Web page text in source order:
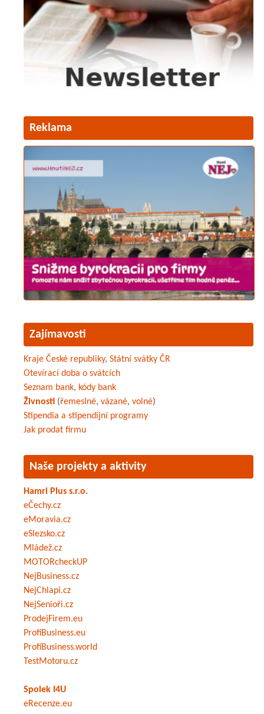
Reklama
Zajímavosti
Kraje České republiky, Státní svátky ČR
Otevírací doba o svátcích
Seznam bank, kódy bank
Živnosti (řemeslné, vázané, volné)
Stipendia a stipendijní programy
Jak prodat firmu
Naše projekty a aktivity
Hamri Plus s.r.o.
eČechy.cz
eMoravia.cz
eSlezsko.cz
Mládež.cz
MOTORcheckUP
NejBusiness.cz
NejChlapi.cz
NejSenioři.cz
ProdejFirem.eu
ProfiBusiness.eu
ProfiBusiness.world
TestMotoru.cz
Spolek I4U
eRecenze.eu